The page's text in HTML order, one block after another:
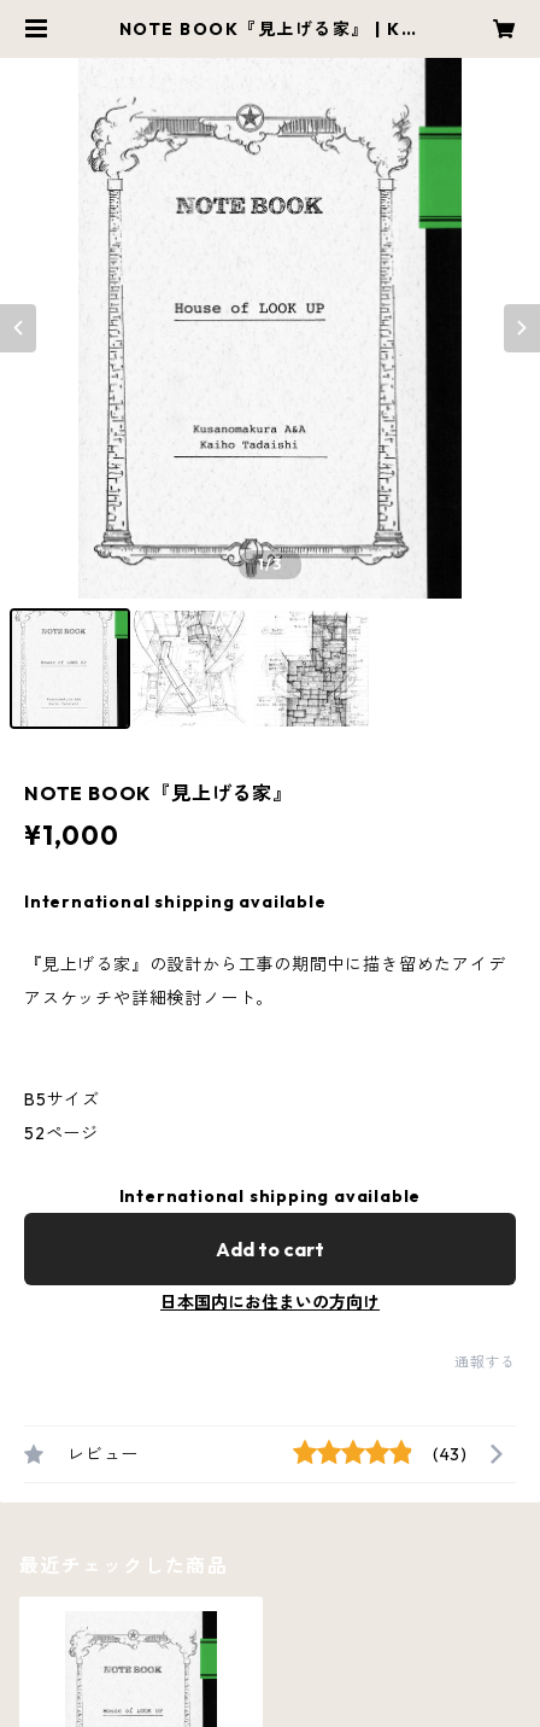
NOTE BOOK『見上げる家』 | Kus
1/3
NOTE BOOK『見上げる家』
¥1,000
International shipping available
『見上げる家』の設計から工事の期間中に描き留めたアイデ
アスケッチや詳細検討ノート。
B5サイズ
52ページ
International shipping available
Add to cart
日本国内にお住まいの方向け
通報する
レビュー (43)
最近チェックした商品